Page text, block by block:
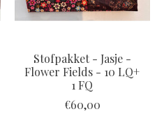
Stofpakket - Jasje -
Flower Fields - 10 LQ+
1 FQ
€60,00